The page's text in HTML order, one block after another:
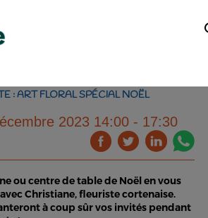
: ART FLORAL SPÉCIAL NOËL
2023 14:00 - 17:30
ou centre de table de Noël en vous
Christiane, fleuriste cortenaise.
à coup sûr vos invités pendant